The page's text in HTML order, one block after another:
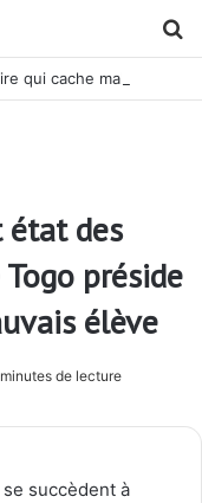
état des
préside
élève
de lecture
succèdent à